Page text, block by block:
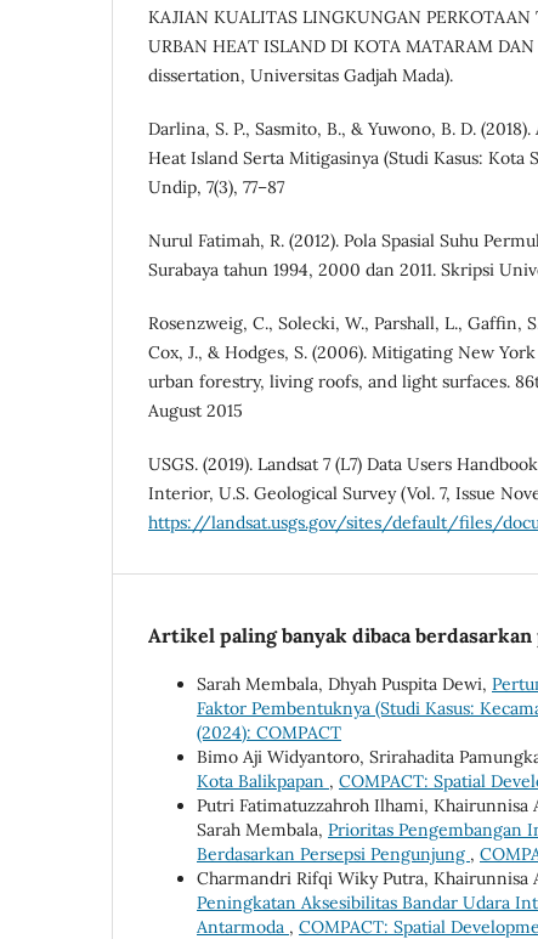
KAJIAN KUALITAS LINGKUNGAN PERKOTAAN
URBAN HEAT ISLAND DI KOTA MATARAM
dissertation, Universitas Gadjah Mada).
Darlina, S. P., Sasmito, B., & Yuwono, B. D.
Heat Island Serta Mitigasinya (Studi Kasus: Kota
Undip, 7(3), 77–87
Nurul Fatimah, R. (2012). Pola Spasial Suhu
Surabaya tahun 1994, 2000 dan 2011. Skripsi
Rosenzweig, C., Solecki, W., Parshall, L., Gaffin,
Cox, J., & Hodges, S. (2006). Mitigating New
urban forestry, living roofs, and light surfaces.
August 2015
USGS. (2019). Landsat 7 (L7) Data Users
Interior, U.S. Geological Survey (Vol. 7, Issue
https://landsat.usgs.gov/sites/default/files/
Artikel paling banyak dibaca berdasarkan
Sarah Membala, Dhyah Puspita Dewi,
Faktor Pembentuknya (Studi Kasus:
(2024): COMPACT
Bimo Aji Widyantoro, Srirahadita
Kota Balikpapan , COMPACT: Spatial
Putri Fatimatuzzahroh Ilhami, Khairunnisa
Sarah Membala, Prioritas Pengembangan
Berdasarkan Persepsi Pengunjung ,
Charmandri Rifqi Wiky Putra, Khairunnisa
Peningkatan Aksesibilitas Bandar Udara
Antarmoda , COMPACT: Spatial